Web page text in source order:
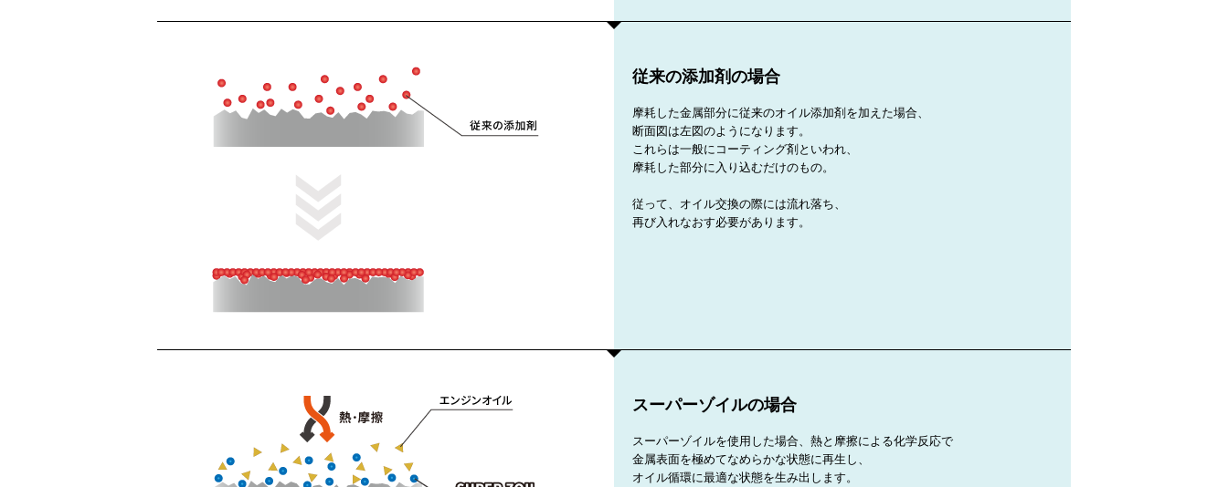
従来の添加剤の場合
摩耗した金属部分に従来のオイル添加剤を加えた場合、
断面図は左図のようになります。
これらは一般にコーティング剤といわれ、
摩耗した部分に入り込むだけのもの。
従って、オイル交換の際には流れ落ち、
再び入れなおす必要があります。
スーパーゾイルの場合
スーパーゾイルを使用した場合、熱と摩擦による化学反応で
金属表面を極めてなめらかな状態に再生し、
オイル循環に最適な状態を生み出します。